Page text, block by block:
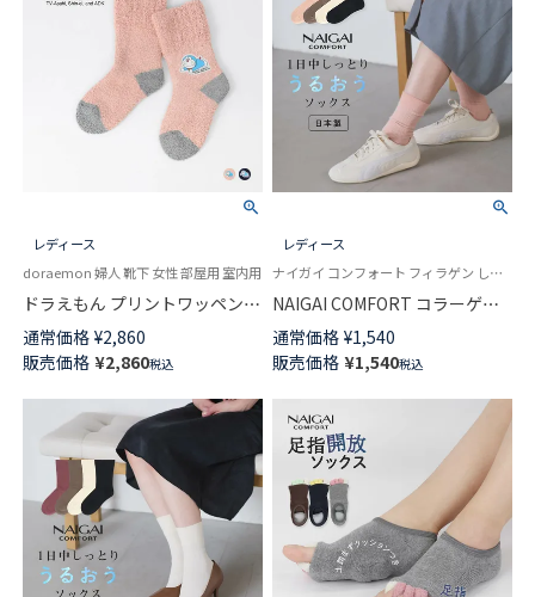
レディース
doraemon 婦人 靴下 女性 部屋用 室内用
ドラえもん プリントワッペン
ルームソックス クルー丈 レデ
ィース 日本製 03298806
通常価格 ¥2,860
販売価格 ¥2,860税込
レディース
ナイガイ コンフォート フィラゲン しっとりとした肌ざわり 日本製 婦人 靴下
NAIGAI COMFORT コラーゲン
ペプチド配合 FILAGEN レーヨ
ンシルク混 履きやすいワイドリ
ブ クルー丈 ソックス レディー
ス 日本製 03022502
通常価格 ¥1,540
販売価格 ¥1,540税込